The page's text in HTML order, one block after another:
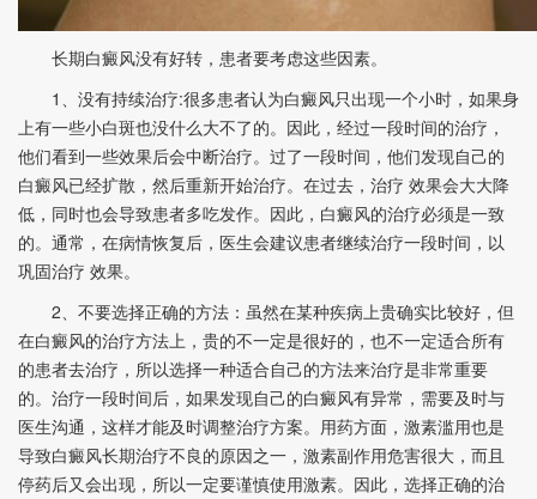
长期白癜风没有好转，患者要考虑这些因素。
1、没有持续治疗:很多患者认为白癜风只出现一个小时，如果身
上有一些小白斑也没什么大不了的。因此，经过一段时间的治疗，
他们看到一些效果后会中断治疗。过了一段时间，他们发现自己的
白癜风已经扩散，然后重新开始治疗。在过去，治疗 效果会大大降
低，同时也会导致患者多吃发作。因此，白癜风的治疗必须是一致
的。通常，在病情恢复后，医生会建议患者继续治疗一段时间，以
巩固治疗 效果。
2、不要选择正确的方法：虽然在某种疾病上贵确实比较好，但
在白癜风的治疗方法上，贵的不一定是很好的，也不一定适合所有
的患者去治疗，所以选择一种适合自己的方法来治疗是非常重要
的。治疗一段时间后，如果发现自己的白癜风有异常，需要及时与
医生沟通，这样才能及时调整治疗方案。用药方面，激素滥用也是
导致白癜风长期治疗不良的原因之一，激素副作用危害很大，而且
停药后又会出现，所以一定要谨慎使用激素。因此，选择正确的治